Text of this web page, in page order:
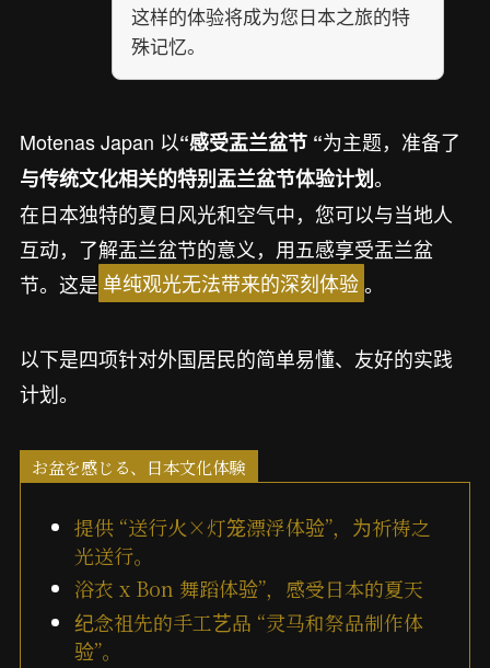
这样的体验将成为您日本之旅的特
殊记忆。
Motenas Japan 以“感受盂兰盆节 “为主题，准备了
与传统文化相关的特别盂兰盆节体验计划。
在日本独特的夏日风光和空气中，您可以与当地人
互动，了解盂兰盆节的意义，用五感享受盂兰盆
节。这是 单纯观光无法带来的深刻体验。
以下是四项针对外国居民的简单易懂、友好的实践
计划。
お盆を感じる、日本文化体験
提供 “送行火×灯笼漂浮体验”，为祈祷之
光送行。
浴衣 x Bon 舞蹈体验”，感受日本的夏天
纪念祖先的手工艺品 “灵马和祭品制作体
验”。